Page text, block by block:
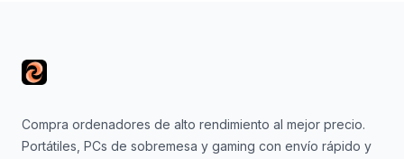
Compra ordenadores de alto rendimiento al mejor precio.
Portátiles, PCs de sobremesa y gaming con envío rápido y